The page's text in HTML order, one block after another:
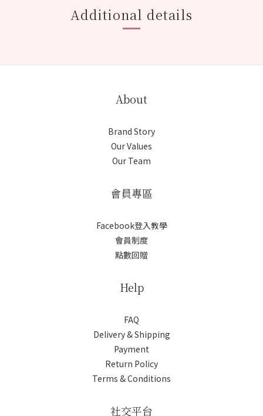
Additional details
About
Brand Story
Our Values
Our Team
會員專區
Facebook登入教學
會員制度
點數回贈
Help
FAQ
Delivery & Shipping
Payment
Return Policy
Terms & Conditions
社交平台